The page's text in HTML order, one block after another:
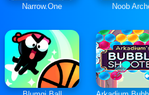
Narrow.One Noob